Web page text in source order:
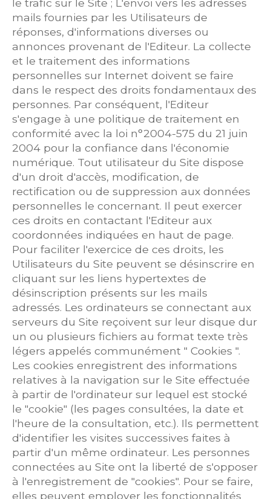
mails fournies par les Utilisateurs de
réponses, d'informations diverses ou
annonces provenant de l'Editeur. La collecte
et le traitement des informations
personnelles sur Internet doivent se faire
dans le respect des droits fondamentaux des
personnes. Par conséquent, l'Editeur
s'engage à une politique de traitement en
conformité avec la loi n°2004-575 du 21 juin
2004 pour la confiance dans l'économie
numérique. Tout utilisateur du Site dispose
d'un droit d'accès, modification, de
rectification ou de suppression aux données
personnelles le concernant. Il peut exercer
ces droits en contactant l'Editeur aux
coordonnées indiquées en haut de page.
Pour faciliter l'exercice de ces droits, les
Utilisateurs du Site peuvent se désinscrire en
cliquant sur les liens hypertextes de
désinscription présents sur les mails
adressés. Les ordinateurs se connectant aux
serveurs du Site reçoivent sur leur disque dur
un ou plusieurs fichiers au format texte très
légers appelés communément " Cookies ".
Les cookies enregistrent des informations
relatives à la navigation sur le Site effectuée
à partir de l'ordinateur sur lequel est stocké
le "cookie" (les pages consultées, la date et
l'heure de la consultation, etc.). Ils permettent
d'identifier les visites successives faites à
partir d'un même ordinateur. Les personnes
connectées au Site ont la liberté de s'opposer
à l'enregistrement de "cookies". Pour se faire,
elles peuvent employer les fonctionnalités